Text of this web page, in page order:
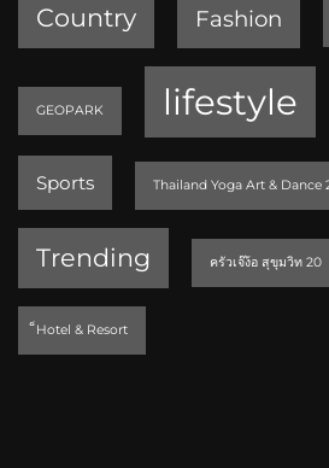
Country Fashion
GEOPARK lifestyle
Sports Thailand Yoga Art & Dance
Trending ครัวเจ๊ง้อ สุขุมวิท 20
็Hotel & Resort